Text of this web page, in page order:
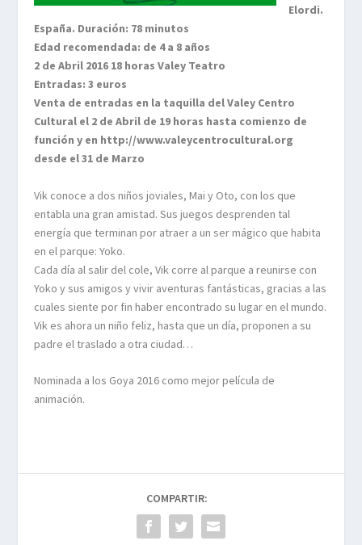
Elordi.
España. Duración: 78 minutos
Edad recomendada: de 4 a 8 años
2 de Abril 2016 18 horas Valey Teatro
Entradas: 3 euros
Venta de entradas en la taquilla del Valey Centro
Cultural el 2 de Abril de 19 horas hasta comienzo de
función y en http://www.valeycentrocultural.org
desde el 31 de Marzo
Vik conoce a dos niños joviales, Mai y Oto, con los que
entabla una gran amistad. Sus juegos desprenden tal
energía que terminan por atraer a un ser mágico que habita
en el parque: Yoko.
Cada día al salir del cole, Vik corre al parque a reunirse con
Yoko y sus amigos y vivir aventuras fantásticas, gracias a las
cuales siente por fin haber encontrado su lugar en el mundo.
Vik es ahora un niño feliz, hasta que un día, proponen a su
padre el traslado a otra ciudad…
Nominada a los Goya 2016 como mejor película de
animación.
COMPARTIR: